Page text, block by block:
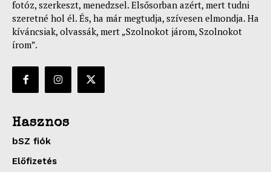
fotóz, szerkeszt, menedzsel. Elsősorban azért, mert tudni
szeretné hol él. És, ha már megtudja, szívesen elmondja. Ha
kíváncsiak, olvassák, mert „Szolnokot járom, Szolnokot
írom”.
Hasznos
bSZ fiók
Előfizetés